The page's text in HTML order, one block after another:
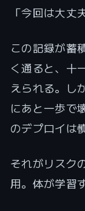
「今回は大丈
この記録が蓄
く通ると、十
えられる。し
にあと一歩で
のデプロイは
それがリスク
用。体が学習